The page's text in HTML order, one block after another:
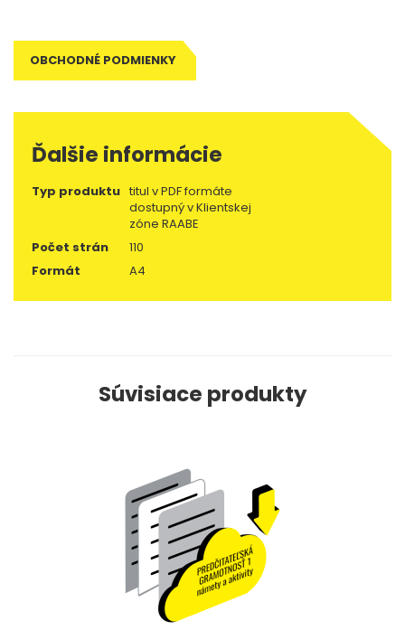
OBCHODNÉ PODMIENKY
Ďalšie informácie
Typ produktu titul v PDF formáte
dostupný v Klientskej
zóne RAABE
Počet strán
110
Formát
A4
Súvisiace produkty